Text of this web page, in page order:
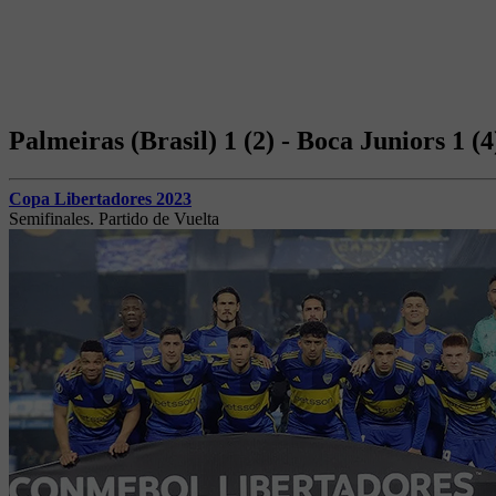
Palmeiras (Brasil) 1 (2) - Boca Juniors 1
Copa Libertadores 2023
Semifinales. Partido de Vuelta